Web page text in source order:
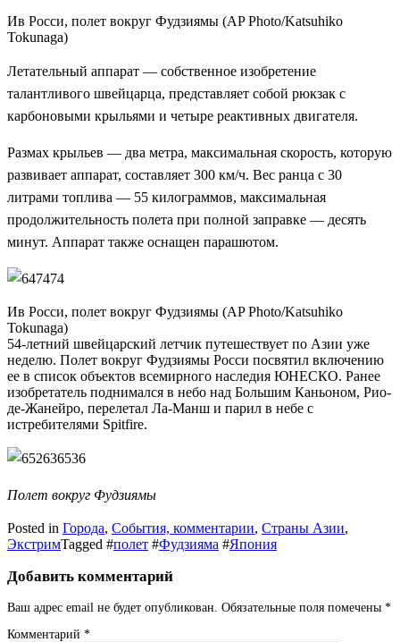
Ив Росси, полет вокруг Фудзиямы (AP Photo/Katsuhiko
Tokunaga)
Летательный аппарат — собственное изобретение
талантливого швейцарца, представляет собой рюкзак с
карбоновыми крыльями и четыре реактивных двигателя.
Размах крыльев — два метра, максимальная скорость, которую
развивает аппарат, составляет 300 км/ч. Вес ранца с 30
литрами топлива — 55 килограммов, максимальная
продолжительность полета при полной заправке — десять
минут. Аппарат также оснащен парашютом.
Ив Росси, полет вокруг Фудзиямы (AP Photo/Katsuhiko
Tokunaga)
54-летний швейцарский летчик путешествует по Азии уже
неделю. Полет вокруг Фудзиямы Росси посвятил включению
ее в список объектов всемирного наследия ЮНЕСКО. Ранее
изобретатель поднимался в небо над Большим Каньоном, Рио-
де-Жанейро, перелетал Ла-Манш и парил в небе с
истребителями Spitfire.
Полет вокруг Фудзиямы
Posted in Города, События, комментарии, Страны Азии,
ЭкстримTagged #полет #Фудзияма #Япония
Добавить комментарий
Ваш адрес email не будет опубликован. Обязательные поля помечены *
Комментарий *